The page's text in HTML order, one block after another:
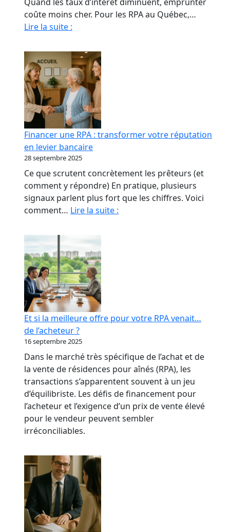
coûte moins cher. Pour les RPA au Québec,…
Lire la suite :
Baisse
Des
Taux
Relance
le
marché
immobilier
des
RPA
Financer une RPA : transformer votre réputation
en levier bancaire
28 septembre 2025
Ce que scrutent concrètement les prêteurs (et
comment y répondre) En pratique, plusieurs
signaux parlent plus fort que les chiffres. Voici
comment… Lire la suite :
bancaire
Et si la meilleure offre pour votre RPA venait…
de l’acheteur ?
16 septembre 2025
Dans le marché très spécifique de l’achat et de
la vente de résidences pour aînés (RPA), les
transactions s’apparentent souvent à un jeu
d’équilibriste. Les défis de financement pour
l’acheteur et l’exigence d’un prix de vente élevé
pour le vendeur peuvent sembler
irréconciliables.